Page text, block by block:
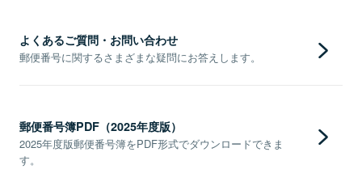
よくあるご質問・お問い合わせ
郵便番号に関するさまざまな疑問にお答えします。
郵便番号簿PDF（2025年度版）
2025年度版郵便番号簿をPDF形式でダウンロードできま
す。